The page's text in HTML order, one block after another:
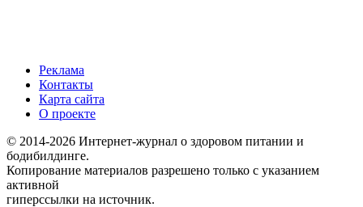
Реклама
Контакты
Карта сайта
О проекте
© 2014-2026 Интернет-журнал о здоровом питании и
бодибилдинге.
Копирование материалов разрешено только с указанием
активной
гиперссылки на источник.